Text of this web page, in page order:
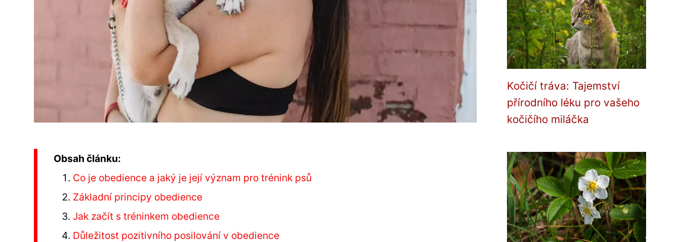
Obsah článku:
Co je obedience a jaký je její význam pro trénink psů
Základní principy obedience
Jak začít s tréninkem obedience
Důležitost pozitivního posilování v obedience
Kočičí tráva: Tajemství
přírodního léku pro vašeho
kočičího miláčka